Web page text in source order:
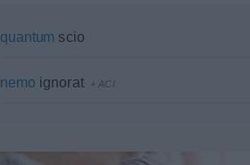
quantum scio
nemo ignorat + ACI